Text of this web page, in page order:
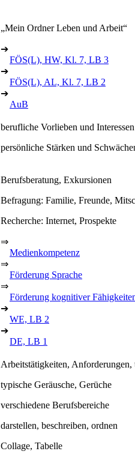
„Mein Ordner Leben und Arbeit“
➔
FÖS(L), HW, Kl. 7, LB 3
➔
FÖS(L), AL, Kl. 7, LB 2
➔
AuB
berufliche Vorlieben und Interessen
persönliche Stärken und
Berufsberatung, Exkursionen
Befragung: Familie, Freunde,
Recherche: Internet, Prospekte
⇒
Medienkompetenz
⇒
Förderung Sprache
⇒
Förderung kognitiver
➔
WE, LB 2
➔
DE, LB 1
Arbeitstätigkeiten,
typische Geräusche, Gerüche
verschiedene Berufsbereiche
darstellen, beschreiben, ordnen
Collage, Tabelle